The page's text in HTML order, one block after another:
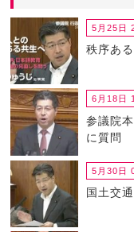
5月25日
秩序あ
6月18日
参議院
に質問
5月30日
国土交